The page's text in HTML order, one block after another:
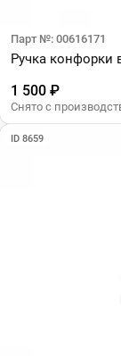
Парт №: 00616171
Ручка конфорки
1 500 ₽
Снято с
ID 8659